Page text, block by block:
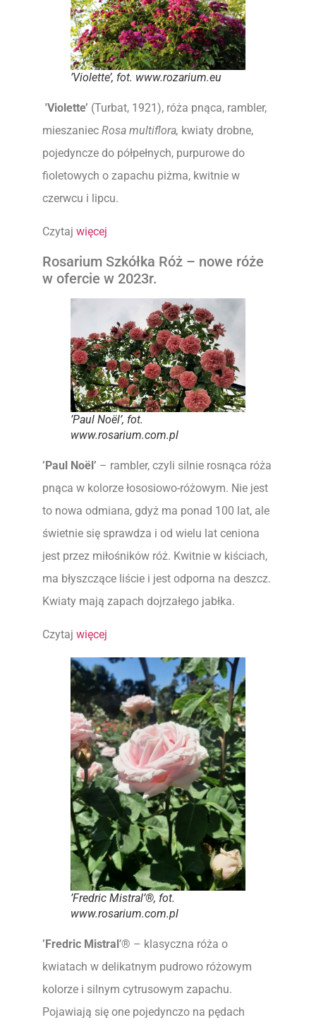
’Violette’, fot. www.rozarium.eu
'Violette’ (Turbat, 1921), róża pnąca, rambler,
mieszaniec Rosa multiflora, kwiaty drobne,
pojedyncze do półpełnych, purpurowe do
fioletowych o zapachu piżma, kwitnie w
czerwcu i lipcu.
Czytaj więcej
Rosarium Szkółka Róż – nowe róże
w ofercie w 2023r.
’Paul Noël’, fot.
www.rosarium.com.pl
’Paul Noël’ – rambler, czyli silnie rosnąca róża
pnąca w kolorze łososiowo-różowym. Nie jest
to nowa odmiana, gdyż ma ponad 100 lat, ale
świetnie się sprawdza i od wielu lat ceniona
jest przez miłośników róż. Kwitnie w kiściach,
ma błyszczące liście i jest odporna na deszcz.
Kwiaty mają zapach dojrzałego jabłka.
Czytaj więcej
’Fredric Mistral’®, fot.
www.rosarium.com.pl
’Fredric Mistral ’® – klasyczna róża o
kwiatach w delikatnym pudrowo różowym
kolorze i silnym cytrusowym zapachu.
Pojawiają się one pojedynczo na pędach